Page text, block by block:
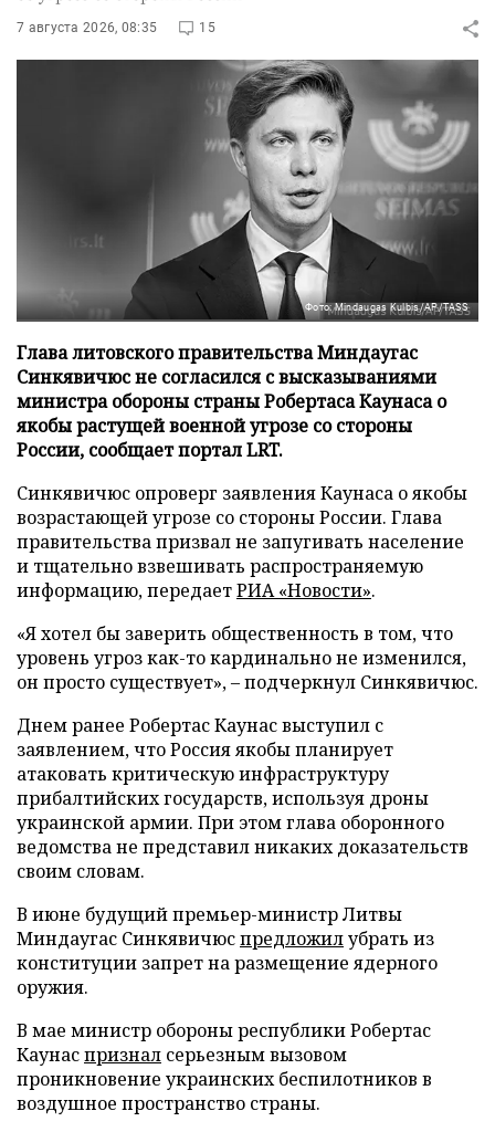
7 августа 2026, 08:35 15
Фото: Mindaugas Kulbis/AP/TASS
Глава литовского правительства Миндаугас
Синкявичюс не согласился с высказываниями
министра обороны страны Робертаса Каунаса о
якобы растущей военной угрозе со стороны
России, сообщает портал LRT.
Синкявичюс опроверг заявления Каунаса о якобы
возрастающей угрозе со стороны России. Глава
правительства призвал не запугивать население
и тщательно взвешивать распространяемую
информацию, передаетРИА «Новости».
«Я хотел бы заверить общественность в том, что
уровень угроз как-то кардинально не изменился,
он просто существует», – подчеркнул Синкявичюс.
Днем ранее Робертас Каунас выступил с
заявлением, что Россия якобы планирует
атаковать критическую инфраструктуру
прибалтийских государств, используя дроны
украинской армии. При этом глава оборонного
ведомства не представил никаких доказательств
своим словам.
В июне будущий премьер-министр Литвы
Миндаугас Синкявичюспредложилубрать из
конституции запрет на размещение ядерного
оружия.
В мае министр обороны республики Робертас
Каунаспризнал серьезным вызовом
проникновение украинских беспилотников в
воздушное пространство страны.